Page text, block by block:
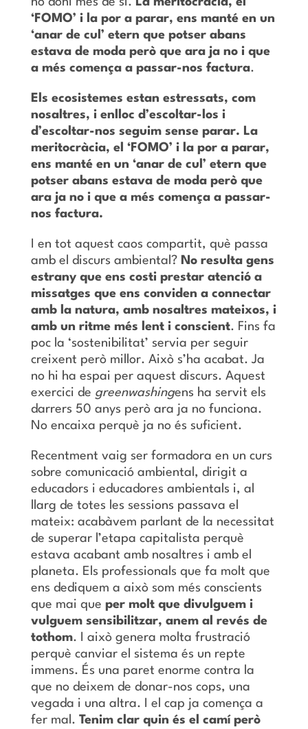
‘FOMO’ i la por a parar, ens manté en un
‘anar de cul’ etern que potser abans
estava de moda però que ara ja no i que
a més comença a passar-nos factura.
Els ecosistemes estan estressats, com
nosaltres, i enlloc d’escoltar-los i
d’escoltar-nos seguim sense parar. La
meritocràcia, el ‘FOMO’ i la por a parar,
ens manté en un ‘anar de cul’ etern que
potser abans estava de moda però que
ara ja no i que a més comença a passar-
nos factura.
I en tot aquest caos compartit, què passa
amb el discurs ambiental? No resulta gens
estrany que ens costi prestar atenció a
missatges que ens conviden a connectar
amb la natura, amb nosaltres mateixos, i
amb un ritme més lent i conscient. Fins fa
poc la ‘sostenibilitat’ servia per seguir
creixent però millor. Això s’ha acabat. Ja
no hi ha espai per aquest discurs. Aquest
exercici de greenwashingens ha servit els
darrers 50 anys però ara ja no funciona.
No encaixa perquè ja no és suficient.
Recentment vaig ser formadora en un curs
sobre comunicació ambiental, dirigit a
educadors i educadores ambientals i, al
llarg de totes les sessions passava el
mateix: acabàvem parlant de la necessitat
de superar l’etapa capitalista perquè
estava acabant amb nosaltres i amb el
planeta. Els professionals que fa molt que
ens dediquem a això som més conscients
que mai que per molt que divulguem i
vulguem sensibilitzar, anem al revés de
tothom. I això genera molta frustració
perquè canviar el sistema és un repte
immens. És una paret enorme contra la
que no deixem de donar-nos cops, una
vegada i una altra. I el cap ja comença a
fer mal. Tenim clar quin és el camí però